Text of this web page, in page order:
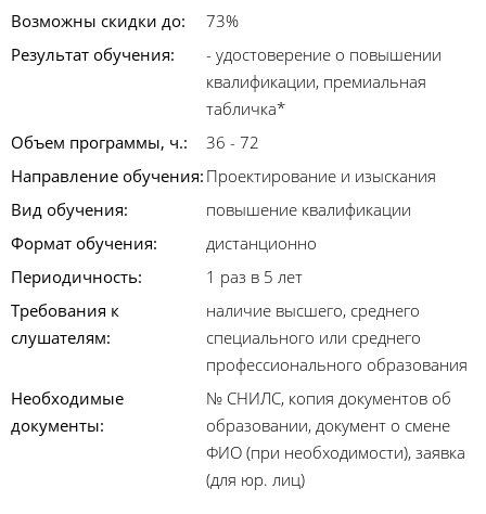
Возможны скидки до:
73%
Результат обучения:
- удостоверение о повышении
квалификации, премиальная
табличка*
Объем программы, ч.:
36 - 72
Направление обучения: Проектирование и изыскания
Вид обучения:
повышение квалификации
Формат обучения:
дистанционно
Периодичность:
1 раз в 5 лет
Требования к
слушателям:
наличие высшего, среднего
специального или среднего
профессионального образования
Необходимые
документы:
№ СНИЛС, копия документов об
образовании, документ о смене
ФИО (при необходимости), заявка
(для юр. лиц)